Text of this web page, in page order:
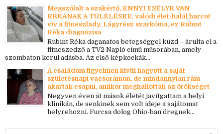
Megszólalt a szakértő, ENNYI ESÉLYE VAN
RÉKÁNAK A TÚLÉLÉSRE, valódi élet-halál harcot
vív a fitneszlady, Lágyrész szarkóma, ez Rubint
Réka diagnózisa
Rubint Réka daganatos betegséggel küzd – árulta el a
fitneszedző a TV2 Napló című műsorában, amely
szombaton kerül adásba. Az első képkockák...
A családom figyelmen kívül hagyott a saját
születésnapi vacsorámon, de mindannyian rám
akartak csapni, amikor meghallották az örökséget
Negyven éven át mások életét javítgattam a helyi
klinikán, de senkinek sem volt ideje a sajátomat
helyrehozni. Furcsa dolog Ohio-ban öregnek...